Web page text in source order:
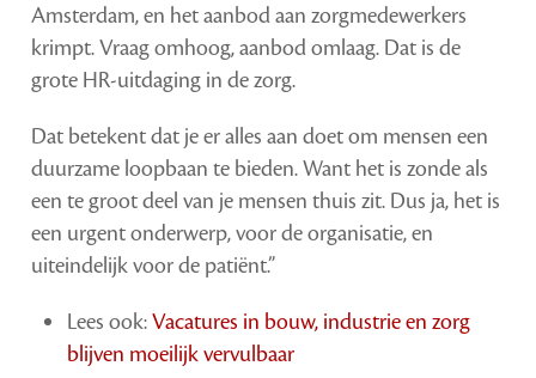
Amsterdam, en het aanbod aan zorgmedewerkers
krimpt. Vraag omhoog, aanbod omlaag. Dat is de
grote HR-uitdaging in de zorg.
Dat betekent dat je er alles aan doet om mensen een
duurzame loopbaan te bieden. Want het is zonde als
een te groot deel van je mensen thuis zit. Dus ja, het is
een urgent onderwerp, voor de organisatie, en
uiteindelijk voor de patiënt.”
Lees ook:Vacatures in bouw, industrie en zorg
blijven moeilijk vervulbaar